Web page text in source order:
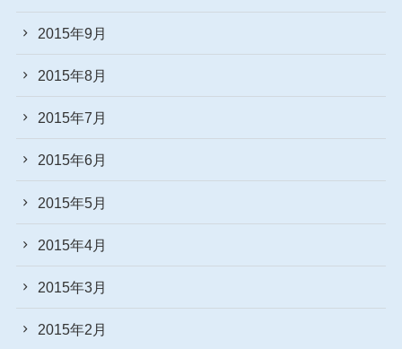
2015年9月
2015年8月
2015年7月
2015年6月
2015年5月
2015年4月
2015年3月
2015年2月